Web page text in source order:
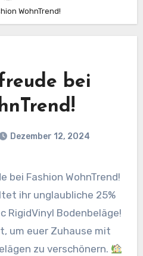
WohnTrend!
bei
Dezember 12, 2024
bei Fashion WohnTrend!
ihr unglaubliche 25%
RigidVinyl Bodenbeläge!
um euer Zuhause mit
zu verschönern.